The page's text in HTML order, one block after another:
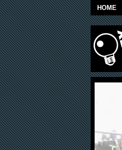
Skip to
HOME